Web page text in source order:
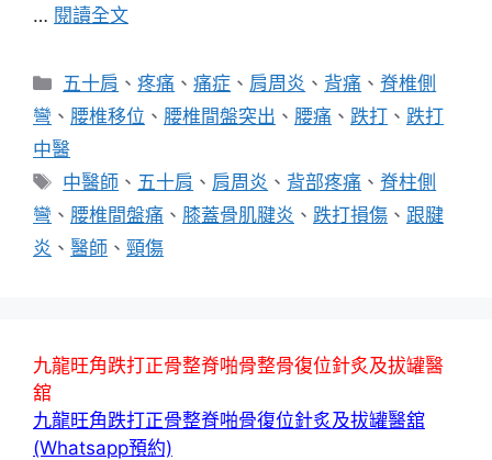
… 閱讀全文
分
類
五十肩 、疼痛 、痛症 、 肩周炎 、 背痛 、脊椎側
彎 、 腰椎移位 、 腰椎間盤突出 、 腰痛 、 跌打 、 跌打
中醫
標
籤
中醫師 、 五十肩 、 肩周炎 、 背部疼痛 、脊柱側
彎 、 腰椎間盤痛 、 膝蓋骨肌腱炎 、 跌打損傷 、 跟腱
炎 、 醫師 、 頸傷
九龍旺角跌打正骨整脊啪骨整骨復位針炙及拔罐醫
舘
九龍旺角跌打正骨整脊啪骨復位針炙及拔罐醫舘
(Whatsapp預約)